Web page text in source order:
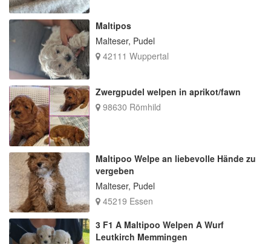
Maltipos
Malteser, Pudel
42111 Wuppertal
Zwergpudel welpen in aprikot/fawn
98630 Römhild
Maltipoo Welpe an liebevolle Hände zu
vergeben
Malteser, Pudel
45219 Essen
3 F1 A Maltipoo Welpen A Wurf
Leutkirch Memmingen